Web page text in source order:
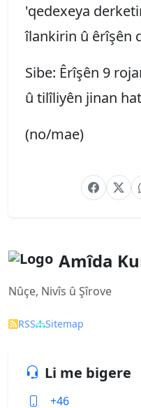
'qedexeya
îlankirin û êrîşên
Sibe: Êrîşên 9
û tilîliyên jinan
(no/mae)
Amîda
Nûçe, Nivîs û Şîrove
RSS Sitemap
Li me bigere
+46